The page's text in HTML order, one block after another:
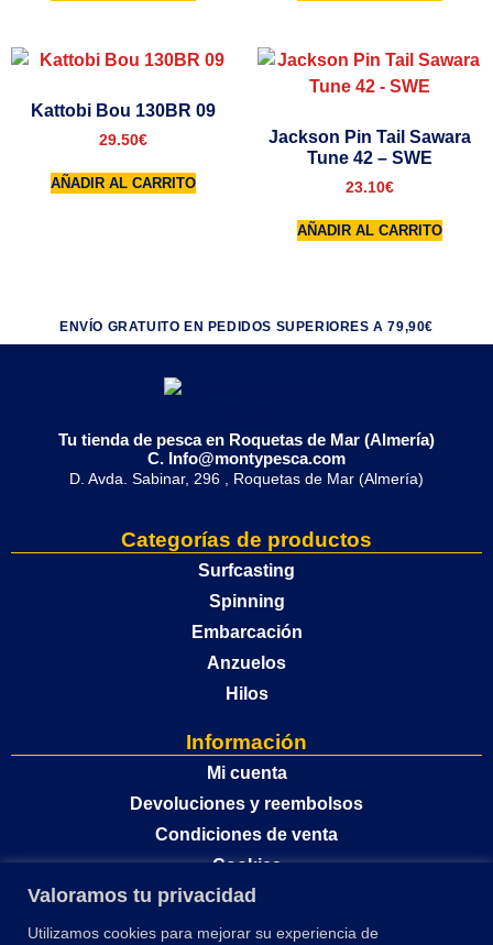
Valoramos tu privacidad
Utilizamos cookies para mejorar su experiencia de
Kattobi Bou 130BR 09
29.50€
AÑADIR AL CARRITO
Jackson Pin Tail Sawara
Tune 42 – SWE
23.10€
AÑADIR AL CARRITO
ENVÍO GRATUITO EN PEDIDOS SUPERIORES A 79,90€
Tu tienda de pesca en Roquetas de Mar (Almería)
C. Info@montypesca.com
D. Avda. Sabinar, 296 , Roquetas de Mar (Almería)
Categorías de productos
Surfcasting
Spinning
Embarcación
Anzuelos
Hilos
Información
Mi cuenta
Devoluciones y reembolsos
Condiciones de venta
Cookies
Política de privacidad